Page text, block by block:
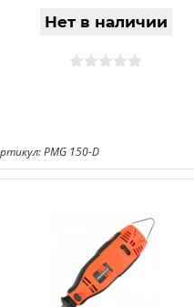
Нет в наличии
PMG 150-D